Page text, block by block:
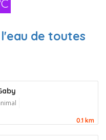
de toutes
0.1 km